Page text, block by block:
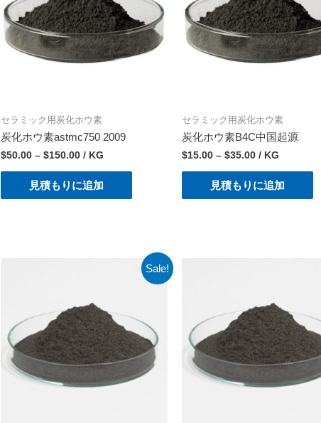
セラミック用炭化ホウ素
炭化ホウ素astmc750 2009
$50.00 – $150.00 / KG
見積もりに追加
セラミック用炭化ホウ素
炭化ホウ素B4C中国起源
$15.00 – $35.00 / KG
見積もりに追加
Sale!